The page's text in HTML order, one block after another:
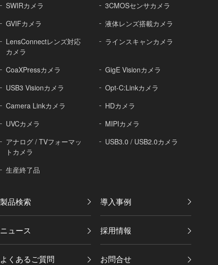
SWIRカメラ
3CMOSセンサカメラ
GVIFカメラ
液体レンズ搭載カメラ
LensConnectレンズ対応
カメラ
ラインスキャンカメラ
CoaXPressカメラ
GigE Visionカメラ
USB3 Visionカメラ
Opt-C:Linkカメラ
Camera Linkカメラ
HDカメラ
UVCカメラ
MIPIカメラ
アナログ / TVフォーマッ
トカメラ
USB3.0 / USB2.0カメラ
生産終了品
製品検索 導入事例
ニュース 採用情報
よくあるご質問 お問合せ